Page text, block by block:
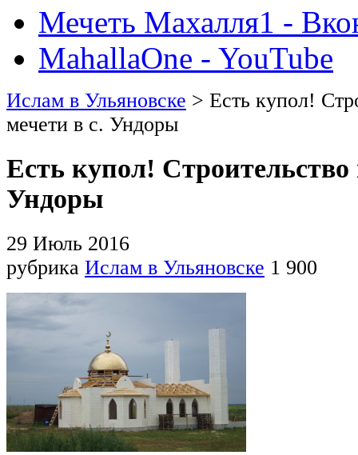
Мечеть Махалля1 -
MahallaOne - YouTube
Ислам в Ульяновске > Есть купол!
мечети в с. Ундоры
Есть купол! Строительство
Ундоры
29 Июль 2016
рубрика Ислам в Ульяновске 1 900